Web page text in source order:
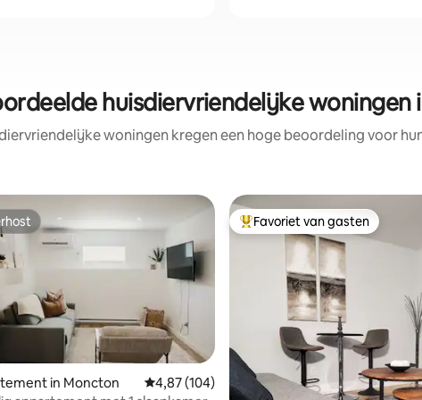
huisdiervriendelijke woningen
woningen kregen een hoge beoordeling voor
in Moncton Gemiddelde beoordeling van 4,87 uit 5, 104
4,87 (104)
Topfavoriet van gasten
Favoriet van gasten